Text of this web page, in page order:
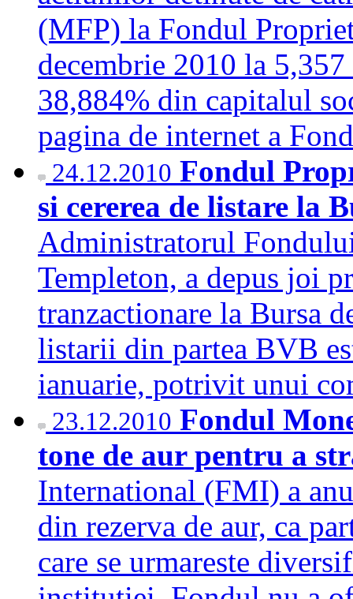
(MFP) la Fondul
decembrie 2010 la
38,884% din capitalul
pagina de internet a
24.12.2010 Fondul
si cererea de listare la
Administratorul
Templeton, a depus joi
tranzactionare la Bursa
listarii din partea BVB
ianuarie, potrivit unui
23.12.2010 Fondul
tone de aur pentru a
International (FMI) a
din rezerva de aur, ca
care se urmareste